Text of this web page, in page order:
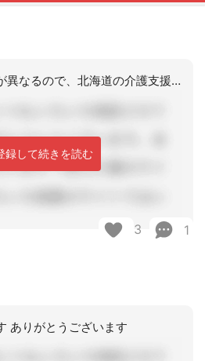
都道府県ごとにルールが異なるので、北海道の介護支援専門員会に直接確認したほうがい
録して続きを読む
3 1
ありがとうございます